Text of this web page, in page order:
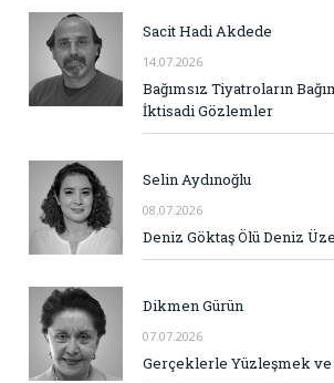
Sacit Hadi Akdede
14.07.2026
Bağımsız Tiyatroların
İktisadi Gözlemler
Selin Aydınoğlu
08.07.2026
Deniz Göktaş Ölü Deniz
Dikmen Gürün
07.07.2026
Gerçeklerle Yüzleşmek